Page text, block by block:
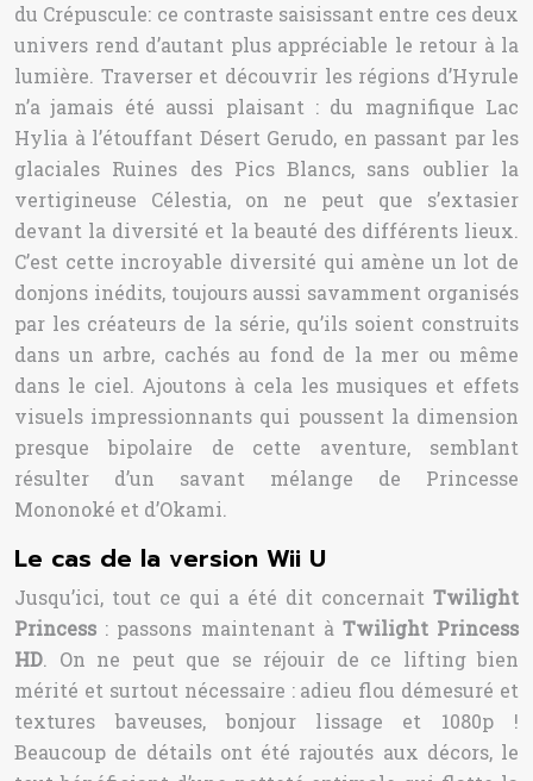
du Crépuscule: ce contraste saisissant entre ces deux
univers rend d’autant plus appréciable le retour à la
lumière. Traverser et découvrir les régions d’Hyrule
n’a jamais été aussi plaisant : du magnifique Lac
Hylia à l’étouffant Désert Gerudo, en passant par les
glaciales Ruines des Pics Blancs, sans oublier la
vertigineuse Célestia, on ne peut que s’extasier
devant la diversité et la beauté des différents lieux.
C’est cette incroyable diversité qui amène un lot de
donjons inédits, toujours aussi savamment organisés
par les créateurs de la série, qu’ils soient construits
dans un arbre, cachés au fond de la mer ou même
dans le ciel. Ajoutons à cela les musiques et effets
visuels impressionnants qui poussent la dimension
presque bipolaire de cette aventure, semblant
résulter d’un savant mélange de Princesse
Mononoké et d’Okami.
Le cas de la version Wii U
Jusqu’ici, tout ce qui a été dit concernait Twilight
Princess : passons maintenant à Twilight Princess
HD. On ne peut que se réjouir de ce lifting bien
mérité et surtout nécessaire : adieu flou démesuré et
textures baveuses, bonjour lissage et 1080p !
Beaucoup de détails ont été rajoutés aux décors, le